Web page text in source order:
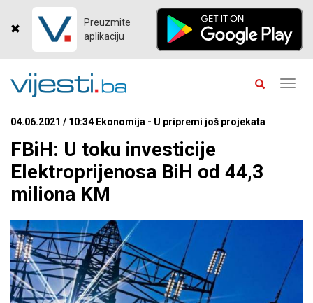
Preuzmite
aplikaciju
04.06.2021 / 10:34 Ekonomija - U pripremi još projekata
FBiH: U toku investicije
Elektroprijenosa BiH od 44,3
miliona KM